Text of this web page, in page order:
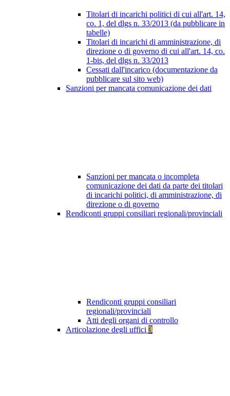
Titolari di incarichi politici di cui all'art. 14,
co. 1, del dlgs n. 33/2013 (da pubblicare in
tabelle)
Titolari di incarichi di amministrazione, di
direzione o di governo di cui all'art. 14, co.
1-bis, del dlgs n. 33/2013
Cessati dall'incarico (documentazione da
pubblicare sul sito web)
Sanzioni per mancata comunicazione dei dati
Sanzioni per mancata o incompleta
comunicazione dei dati da parte dei titolari
di incarichi politici, di amministrazione, di
direzione o di governo
Rendiconti gruppi consiliari regionali/provinciali
Rendiconti gruppi consiliari
regionali/provinciali
Atti degli organi di controllo
Articolazione degli uffici 3